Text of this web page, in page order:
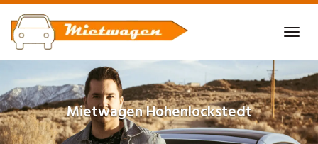
Skip
to
main
content
MietwagenHohenlockstedt